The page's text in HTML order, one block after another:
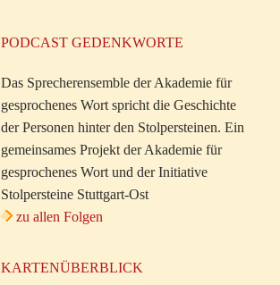
PODCAST GEDENKWORTE
Das Sprecherensemble der Akademie für
gesprochenes Wort spricht die Geschichte
der Personen hinter den Stolpersteinen. Ein
gemeinsames Projekt der Akademie für
gesprochenes Wort und der Initiative
Stolpersteine Stuttgart-Ost
zu allen Folgen
KARTENÜBERBLICK